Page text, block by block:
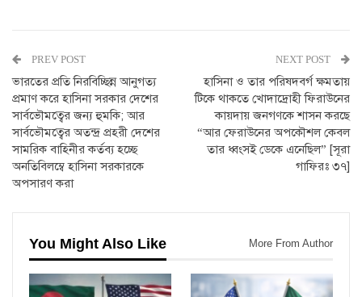
PREV POST
ভারতের প্রতি নিরবিচ্ছিন্ন আনুগত্য
প্রমাণ করে হাসিনা সরকার দেশের
সার্বভৌমত্বের জন্য হুমকি; আর
সার্বভৌমত্বের অতন্দ্র প্রহরী দেশের
সামরিক বাহিনীর কর্তব্য হচ্ছে
অনতিবিলম্বে হাসিনা সরকারকে
অপসারণ করা
NEXT POST
হাসিনা ও তার পরিষদবর্গ ক্ষমতায়
টিকে থাকতে খোদাদ্রোহী ফিরাউনের
কায়দায় জনগণকে শাসন করছে
“আর ফেরাউনের অপকৌশল কেবল
তার ধ্বংসই ডেকে এনেছিল” [সূরা
গাফিরঃ ৩৭]
You Might Also Like More From Author